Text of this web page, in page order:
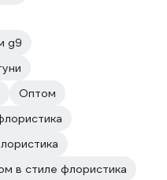
g9
Оптом
в стиле флористика